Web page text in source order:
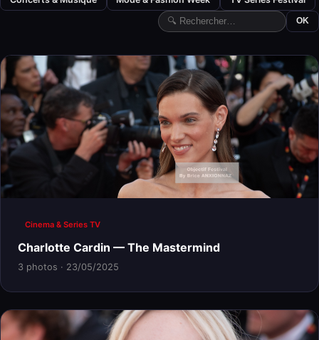
OK
Cinema & Series TV
Charlotte Cardin — The Mastermind
3 photos · 23/05/2025